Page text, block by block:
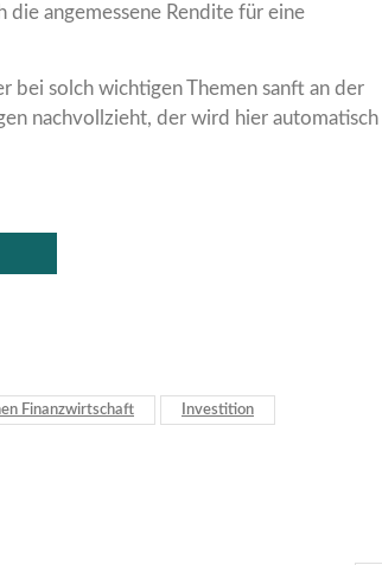
angemessene Rendite für eine
bei solch wichtigen Themen sanft an der
nachvollzieht, der wird hier automatisch
Finanzwirtschaft Investition